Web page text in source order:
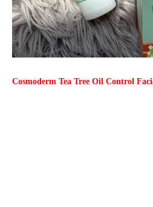
Cosmoderm Tea Tree Oil Control